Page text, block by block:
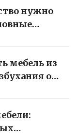
нужно
мебель из
от